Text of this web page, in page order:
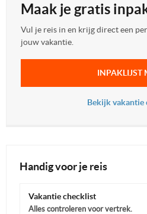
Maak je gratis
Vul je reis in en krijg direct een
jouw vakantie.
INPAKLIJST
Bekijk vakantie
Handig voor je reis
Vakantie checklist
Alles controleren voor vertrek.